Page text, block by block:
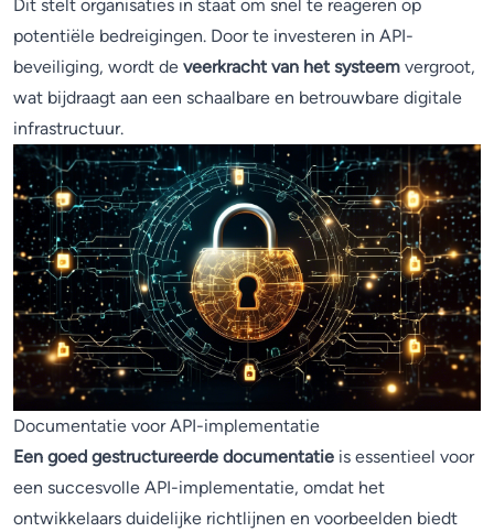
Dit stelt organisaties in staat om snel te reageren op
potentiële bedreigingen. Door te investeren in API-
beveiliging, wordt de veerkracht van het systeem vergroot,
wat bijdraagt aan een schaalbare en betrouwbare digitale
infrastructuur.
Documentatie voor API-implementatie
Een goed gestructureerde documentatie is essentieel voor
een succesvolle API-implementatie, omdat het
ontwikkelaars duidelijke richtlijnen en voorbeelden biedt